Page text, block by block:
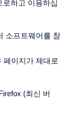
하고 이용하십
소프트웨어를 참
페이지가 제대로
(최신 버